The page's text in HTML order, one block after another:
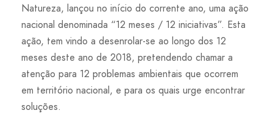
Natureza, lançou no início do corrente ano, uma ação
nacional denominada “12 meses / 12 iniciativas”. Esta
ação, tem vindo a desenrolar-se ao longo dos 12
meses deste ano de 2018, pretendendo chamar a
atenção para 12 problemas ambientais que ocorrem
em território nacional, e para os quais urge encontrar
soluções.